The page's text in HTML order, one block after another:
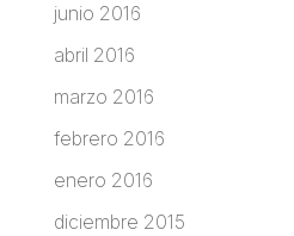
junio 2016
abril 2016
marzo 2016
febrero 2016
enero 2016
diciembre 2015